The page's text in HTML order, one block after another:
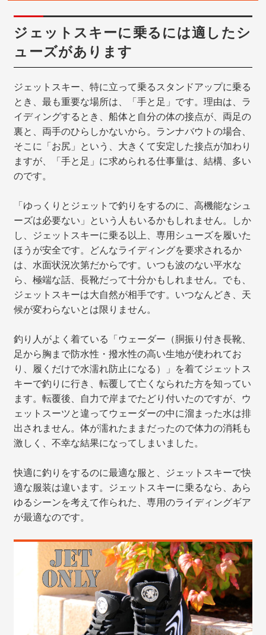
ジェットスキーに乗るには適したシ
ューズがあります
ジェットスキー、特に立って乗るスタンドアップに乗る
とき、最も重要な場所は、「手と足」です。理由は、ラ
イディングするとき、船体と自分の体の接点が、両足の
裏と、両手のひらしかないから。ランナバウトの場合、
そこに「お尻」という、大きくて安定した接点が加わり
ますが、「手と足」に求められる仕事量は、結構、多い
のです。
「ゆっくりとジェットで釣りをするのに、高機能なシュ
ーズは必要ない」という人もいるかもしれません。しか
し、ジェットスキーに乗る以上、専用シューズを履いた
ほうが安全です。どんなライディングを要求されるか
は、水面状況次第だからです。いつも波のない平水な
ら、極端な話、長靴だって十分かもしれません。でも、
ジェットスキーは大自然が相手です。いつなんどき、天
候が変わらないとは限りません。
釣り人がよく着ている「ウェーダー（胴振り付き長靴、
足から胸まで防水性・撥水性の高い生地が使われてお
り、履くだけで水濡れ防止になる）」を着てジェットス
キーで釣りに行き、転覆して亡くなられた方を知ってい
ます。転覆後、自力で岸までたどり付いたのですが、ウ
ェットスーツと違ってウェーダーの中に溜まった水は排
出されません。体が濡れたままだったので体力の消耗も
激しく、不幸な結果になってしまいました。
快適に釣りをするのに最適な服と、ジェットスキーで快
適な服装は違います。ジェットスキーに乗るなら、あら
ゆるシーンを考えて作られた、専用のライディングギア
が最適なのです。